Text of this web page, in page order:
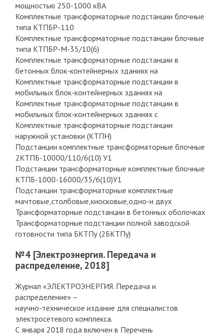
мощностью 250-1000 кВА
Комплектные трансформаторные подстанции блочные
типа КТПБР-110
Комплектные трансформаторные подстанции блочные
типа КТПБР-М-35/10(6)
Комплектные трансформаторные подстанции в
бетонных блок-контейнерных зданиях на
Комплектные трансформаторные подстанции в
мобильных блок-контейнерных зданиях на
Комплектные трансформаторные подстанции в
мобильных блок-контейнерных зданиях с
Комплектные трансформаторные подстанции
наружной установки (КТПН)
Подстанции комплектные трансформаторные блочные
2КТПБ-10000/110/6(10) У1
Подстанции трансформаторные комплектные блочные
КТПБ-1000-16000/35/6(10)У1
Подстанции трансформаторные комплектные
мачтовые,столбовые,киосковые,одно-и двух
Трансформаторные подстанции в бетонных оболочках
Трансформаторные подстанции полной заводской
готовности типа БКТПу (2БКТПу)
№4 [Электроэнергия. Передача и
распределение, 2018]
Журнал «ЭЛЕКТРОЭНЕРГИЯ. Передача и
распределение» –
научно-техническое издание для специалистов
электросетевого комплекса.
С января 2018 года включен в Перечень